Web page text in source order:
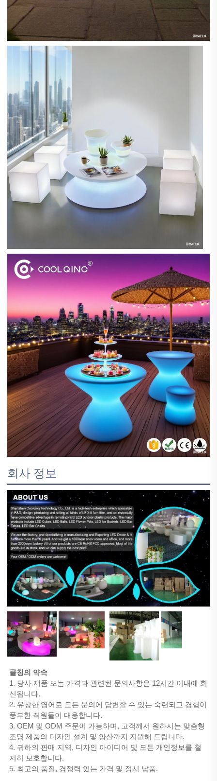
회사 정보
쿨칭의 약속
1. 당사 제품 또는 가격과 관련된 문의사항은 12시간 이내에 회
신됩니다.
2. 유창한 영어로 모든 문의에 답변할 수 있는 숙련되고 경험이
풍부한 직원들이 대응합니다.
3. OEM 및 ODM 주문이 가능하며, 고객께서 원하시는 맞춤형
조명 제품의 디자인 설계 및 양산까지 지원해 드립니다.
4. 귀하의 판매 지역, 디자인 아이디어 및 모든 개인정보를 철
저히 보호합니다.
5. 최고의 품질, 경쟁력 있는 가격 및 정시 납품.